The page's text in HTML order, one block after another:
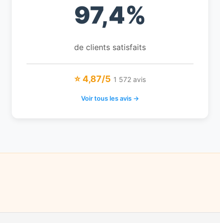
97,4%
de clients satisfaits
⭐ 4,87/5 1 572 avis
Voir tous les avis →